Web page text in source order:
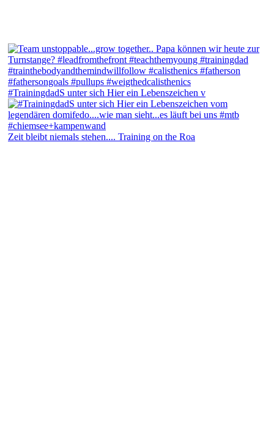
#TrainingdadS unter sich Hier ein Lebenszeichen v
Zeit bleibt niemals stehen.... Training on the Roa